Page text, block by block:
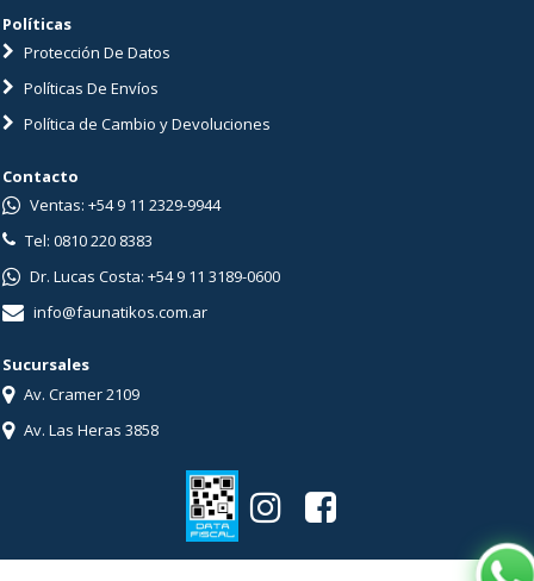
Políticas
Protección De Datos
Políticas De Envíos
Política de Cambio y Devoluciones
Contacto
Ventas: +54 9 11 2329-9944
Tel: 0810 220 8383
Dr. Lucas Costa: +54 9 11 3189-0600
info@faunatikos.com.ar
Sucursales
Av. Cramer 2109
Av. Las Heras 3858